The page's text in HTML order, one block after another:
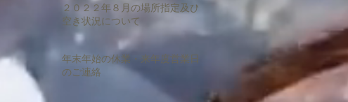
２０２２年８月の場所指定及び
空き状況について
年末年始の休業・来年度営業日
のご連絡